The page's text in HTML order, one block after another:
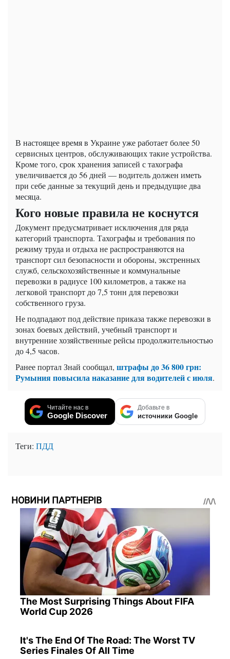
В настоящее время в Украине уже работает более 50
сервисных центров, обслуживающих такие устройства.
Кроме того, срок хранения записей с тахографа
увеличивается до 56 дней — водитель должен иметь
при себе данные за текущий день и предыдущие два
месяца.
Кого новые правила не коснутся
Документ предусматривает исключения для ряда
категорий транспорта. Тахографы и требования по
режиму труда и отдыха не распространяются на
транспорт сил безопасности и обороны, экстренных
служб, сельскохозяйственные и коммунальные
перевозки в радиусе 100 километров, а также на
легковой транспорт до 7,5 тонн для перевозки
собственного груза.
Не подпадают под действие приказа также перевозки в
зонах боевых действий, учебный транспорт и
внутренние хозяйственные рейсы продолжительностью
до 4,5 часов.
Ранее портал Знай сообщал, штрафы до 36 800 грн:
Румыния повысила наказание для водителей с июля.
Читайте нас в
Google Discover
Добавьте в
источники Google
Теги: ПДД
НОВИНИ ПАРТНЕРІВ
The Most Surprising Things About FIFA
World Cup 2026
It's The End Of The Road: The Worst TV
Series Finales Of All Time